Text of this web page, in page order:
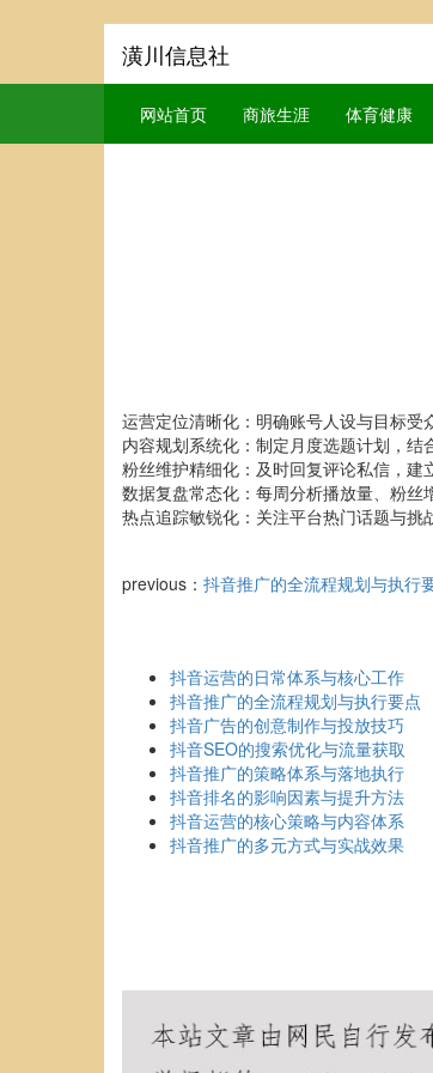
潢川信息社
网站首页 商旅生涯 体育健康
运营定位清晰化：明确账号人设与目标受
内容规划系统化：制定月度选题计划，结
粉丝维护精细化：及时回复评论私信，建
数据复盘常态化：每周分析播放量、粉丝
热点追踪敏锐化：关注平台热门话题与挑
previous： 抖音推广的全流程规划与执行
抖音运营的日常体系与核心工作
抖音推广的全流程规划与执行要点
抖音广告的创意制作与投放技巧
抖音SEO的搜索优化与流量获取
抖音推广的策略体系与落地执行
抖音排名的影响因素与提升方法
抖音运营的核心策略与内容体系
抖音推广的多元方式与实战效果